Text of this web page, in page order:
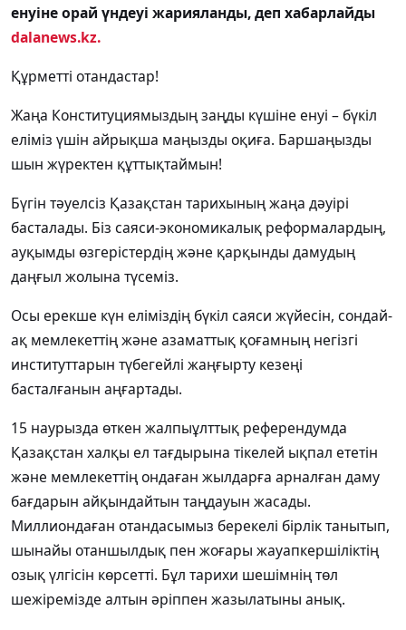
енуіне орай үндеуі жарияланды, деп хабарлайды
dalanews.kz.
Құрметті отандастар!
Жаңа Конституциямыздың заңды күшіне енуі – бүкіл
еліміз үшін айрықша маңызды оқиға. Баршаңызды
шын жүректен құттықтаймын!
Бүгін тәуелсіз Қазақстан тарихының жаңа дәуірі
басталады. Біз саяси-экономикалық реформалардың,
ауқымды өзгерістердің және қарқынды дамудың
даңғыл жолына түсеміз.
Осы ерекше күн еліміздің бүкіл саяси жүйесін, сондай-
ақ мемлекеттің және азаматтық қоғамның негізгі
институттарын түбегейлі жаңғырту кезеңі
басталғанын аңғартады.
15 наурызда өткен жалпыұлттық референдумда
Қазақстан халқы ел тағдырына тікелей ықпал ететін
және мемлекеттің ондаған жылдарға арналған даму
бағдарын айқындайтын таңдауын жасады.
Миллиондаған отандасымыз берекелі бірлік танытып,
шынайы отаншылдық пен жоғары жауапкершіліктің
озық үлгісін көрсетті. Бұл тарихи шешімнің төл
шежіремізде алтын әріппен жазылатыны анық.